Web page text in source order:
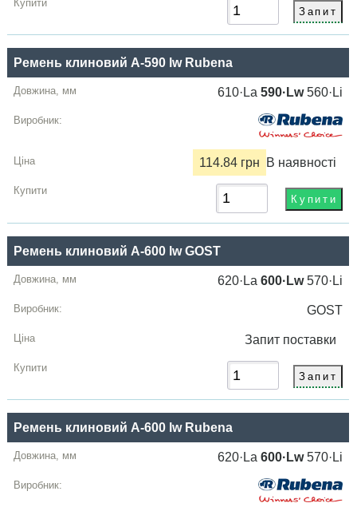
Ремень клиновий A-590 lw Rubena
610·La590·Lw560·Li
114.84 грн В наявності
Ремень клиновий A-600 lw GOST
620·La600·Lw570·Li
GOST
Запит поставки
Ремень клиновий A-600 lw Rubena
620·La600·Lw570·Li